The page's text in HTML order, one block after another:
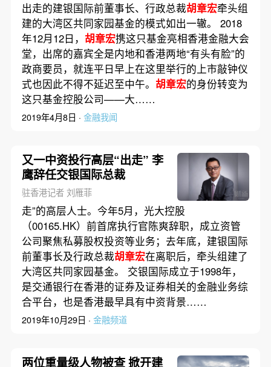
出走的建银国际前董事长、行政总裁胡章宏牵头组
建的大湾区共同家园基金的模式如出一辙。 2018
年12月12日， 胡章宏携这只基金亮相香港金融大会
堂，出席的嘉宾全是内地和香港两地“有头有脸”的
政商要员，就连平日早上在这里举行的上市敲钟仪
式也因此不得不延迟至中午。 胡章宏的身份转变为
这只基金控股公司——大……
2019年4月8日 · 金融我闻
又一中资投行高层“出走” 李
鹰辞任交银国际总裁
驻香港记者 刘雁菲
走”的高层人士。今年5月，光大控股
（00165.HK）前首席执行官陈爽辞职，成立资管
公司聚焦私募股权投资等业务；去年底，建银国际
前董事长及行政总裁胡章宏在离职后，牵头组建了
大湾区共同家园基金。 交银国际成立于1998年，
是交通银行在香港的证券及证券相关的金融业务综
合平台，也是香港最早具有中资背景……
2019年10月29日 · 金融频道
两位重量级人物被查 掀开建